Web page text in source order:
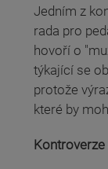
Jedním z
rada pro
hovoří o
týkající se
protože
které by